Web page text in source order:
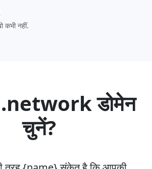
कभी नहीं.
.network डोमेन
चुनें?